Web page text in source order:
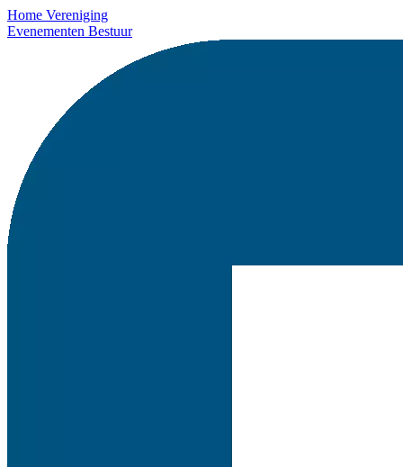
Home Vereniging
Evenementen Bestuur